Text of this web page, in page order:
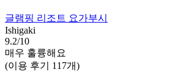
글램핑 리조트 요가부시
Ishigaki
9.2/10
매우 훌륭해요
(이용 후기 117개)